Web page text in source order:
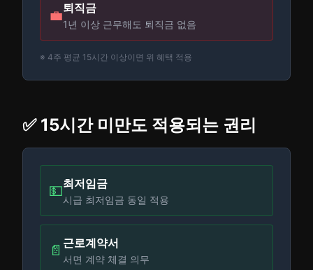
💼퇴직금
1년 이상 근무해도 퇴직금 없음
※ 4주 평균 15시간 이상이면 위 혜택 적용
✅ 15시간 미만도 적용되는 권리
💵최저임금
시급 최저임금 동일 적용
📄 근로계약서
서면 계약 체결 의무